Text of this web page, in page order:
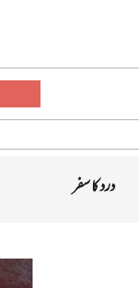
Navigation
درد کا سفر